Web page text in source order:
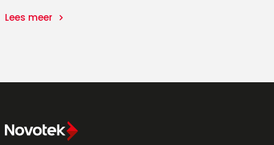
Lees meer